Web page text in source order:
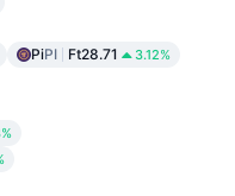
PiPI Ft28.71 3.12%